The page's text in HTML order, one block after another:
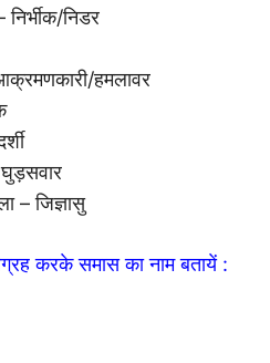
निडर
हमलावर
– जिज्ञासु
करके समास का नाम बतायें :